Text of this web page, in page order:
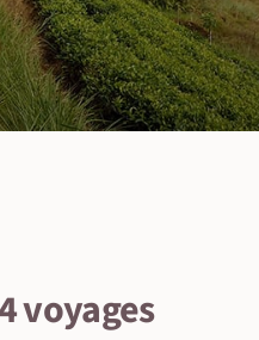
voyages